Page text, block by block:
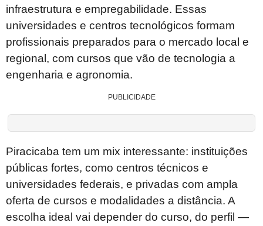
infraestrutura e empregabilidade. Essas
universidades e centros tecnológicos formam
profissionais preparados para o mercado local e
regional, com cursos que vão de tecnologia a
engenharia e agronomia.
PUBLICIDADE
Piracicaba tem um mix interessante: instituições
públicas fortes, como centros técnicos e
universidades federais, e privadas com ampla
oferta de cursos e modalidades a distância. A
escolha ideal vai depender do curso, do perfil —